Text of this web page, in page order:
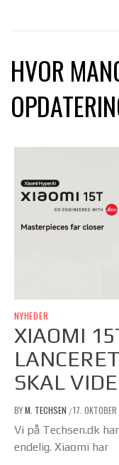
HVOR
NYHEDER
XIAOMI
SKAL VIDE
BYM. TECHSEN /17.
Vi på Techsen.dk
endelig. Xiaomi har